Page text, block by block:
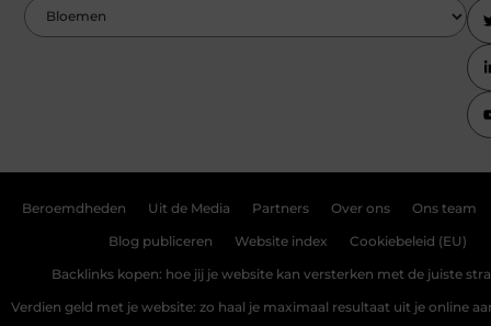
Beroemdheden Uit de Media Partners Over ons Ons team
Blog publiceren Website index Cookiebeleid (EU)
Backlinks kopen: hoe jij je website kan versterken met de juiste
Verdien geld met je website: zo haal je maximaal resultaat uit je online